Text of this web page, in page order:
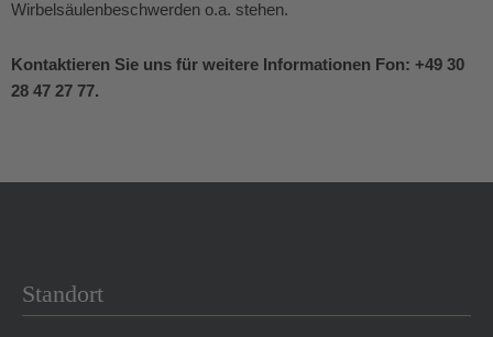
Wirbelsäulenbeschwerden o.a. stehen.
Kontaktieren Sie uns für weitere Informationen Fon: +49 30
28 47 27 77.
Standort